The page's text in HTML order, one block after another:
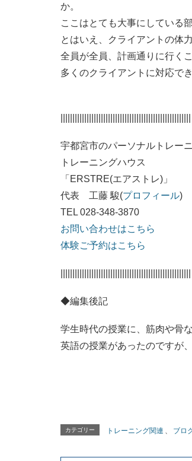
か。
ここはとても大事にしている部
とはいえ、クライアントの体
全員が全員、計画通りに行く
多くのクライアントに対応で
宇都宮市のパーソナルトレー
トレーニングハウス
「ERSTRE(エアストレ)」
代表 工藤 駿(プロフィール)
TEL 028-348-3870
お問い合わせはこちら
体験ご予約はこちら
◆編集後記
学生時代の授業に、筋肉や骨
英語の授業があったのですが
カテゴリー トレーニング関連 、 ブロ